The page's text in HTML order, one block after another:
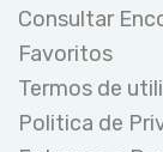
Consultar
Favoritos
Termos de
Politica de